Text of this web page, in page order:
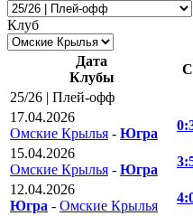
Клуб
Дата
Клубы
25/26 | Плей-офф
17.04.2026
Омские Крылья - Югра
15.04.2026
Омские Крылья - Югра
12.04.2026
Югра - Омские Крылья